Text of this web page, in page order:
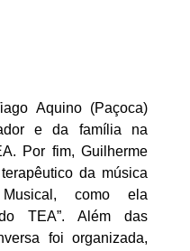
Aquino (Paçoca)
e da família na
Por fim, Guilherme
da música
como ela
do TEA”.Além das
foi organizada,